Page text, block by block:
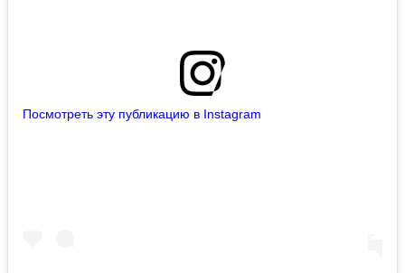
Посмотреть эту публикацию в Instagram